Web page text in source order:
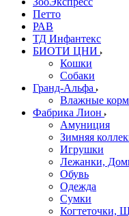
Петто
РАВ
ТД Инфантекс
БИОТИ ЦНИ
Кошки
Собаки
Гранд-Альфа
Влажные
Фабрика Лион
Амуниция
Зимняя
Игрушки
Лежанки,
Обувь
Одежда
Сумки
Когтеточки,